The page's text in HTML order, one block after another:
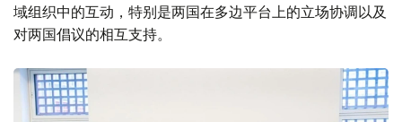
域组织中的互动，特别是两国在多边平台上的立场协调以及
对两国倡议的相互支持。